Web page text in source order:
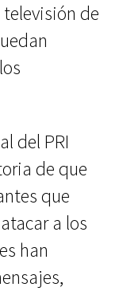
de
del PRI
de que
que
a los
han